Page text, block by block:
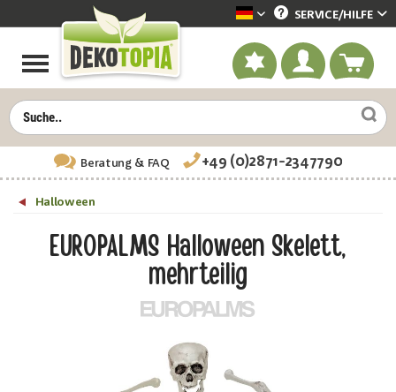
Dekotopia deutsch
SERVICE/HILFE
Beratung& FAQ +49 (0)2871-2347790
Halloween
EUROPALMS Halloween Skelett,
mehrteilig